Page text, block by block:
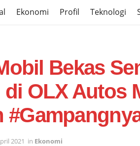
Ekonomi Profil Teknologi
Bekas
OLX Autos
2021 in Ekonomi